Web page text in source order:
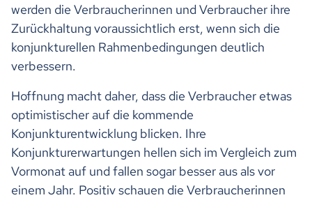
werden die Verbraucherinnen und Verbraucher ihre
Zurückhaltung voraussichtlich erst, wenn sich die
konjunkturellen Rahmenbedingungen deutlich
verbessern.
Hoffnung macht daher, dass die Verbraucher etwas
optimistischer auf die kommende
Konjunkturentwicklung blicken. Ihre
Konjunkturerwartungen hellen sich im Vergleich zum
Vormonat auf und fallen sogar besser aus als vor
einem Jahr. Positiv schauen die Verbraucherinnen